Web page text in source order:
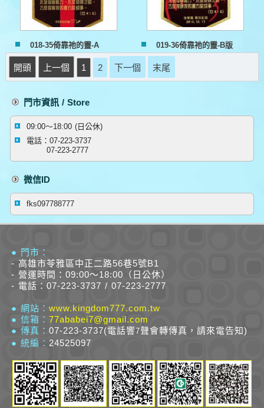
門市資訊 / Store
09:00～18:00 (日公休)
電話：07-223-3737
07-223-2777
微信ID
fks097788777
018-35倚靠祂的靈-A 019-36倚靠祂的靈-B版
開頭 上一個 1 2 下一個 末尾
● 門市：
- 高雄市苓雅區中正二路56巷5號B1
- 營運時間：09:00～18:00（日公休）
- 電話：07-223-3737 / 07-223-2777
● 網站： www.kingdom777.com.tw
● 信箱： 77ababei7@gmail.com
● 傳真： 07-223-3737(電話響7聲會轉傳真，請來電告知)
● 統編： 24525097